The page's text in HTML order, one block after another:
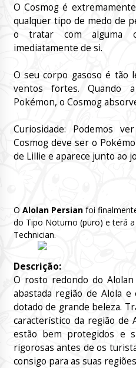
O Cosmog é
qualquer tipo de medo de
o tratar com alguma
imediatamente de si.
O seu corpo gasoso é tão
ventos fortes. Quando
Pokémon, o Cosmog
Curiosidade: Podemos
Cosmog deve ser o
de Lillie e aparece junto ao
O Alolan Persianfoi
do Tipo Noturno (puro) e terá
Technician.
Descrição:
O rosto redondo do
abastada região de Alola
dotado de grande beleza.
característico da região de
estão bem protegidos e
rigorosas antes de os
consigo para as suas